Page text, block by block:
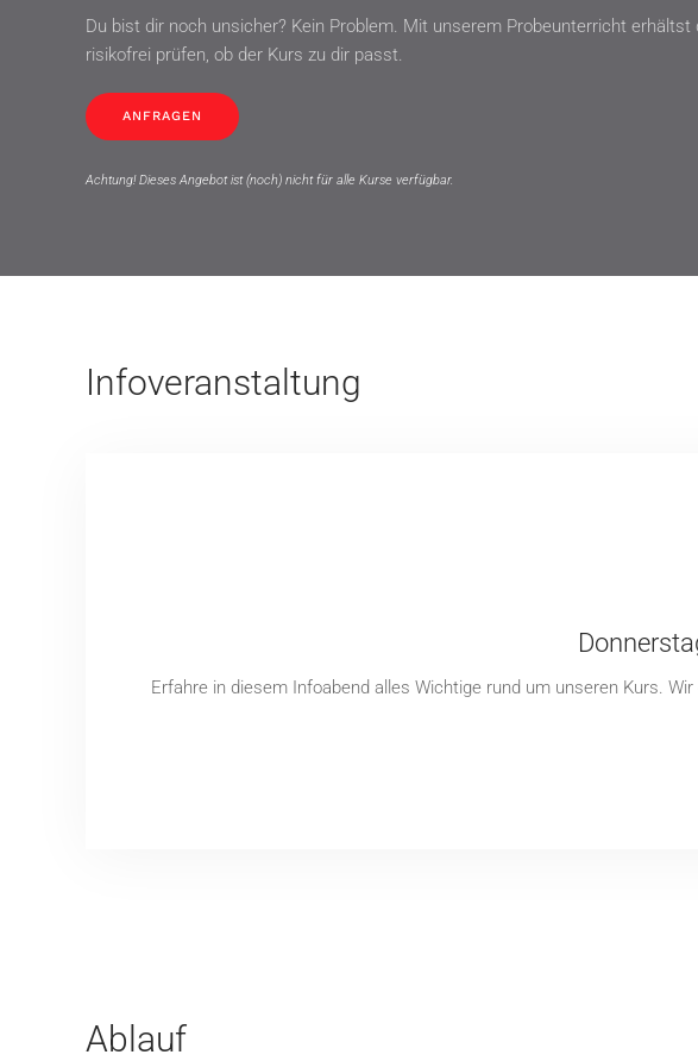
Du bist dir noch unsicher? Kein Problem. Mit unserem Probeunterricht
risikofrei prüfen, ob der Kurs zu dir passt.
ANFRAGEN
Achtung! Dieses Angebot ist (noch) nicht für alle Kurse verfügbar.
Infoveranstaltung
Erfahre in diesem Infoabend alles Wichtige rund um unseren Kurs.
Ablauf